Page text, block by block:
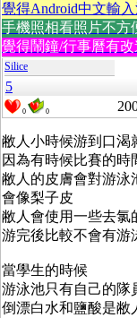
覺得Android中文輸
手機照相看照片不方
覺得鬧鐘/行事曆有
Silice
5
0 0
敝人小時候游到口渴
因為有時候比賽的時
敝人的皮膚會對游泳
會像梨子皮
敝人會使用一些去氯
游完後比較不會有游
當學生的時候
游泳池只有自己的隊
倒漂白水和鹽酸是敝